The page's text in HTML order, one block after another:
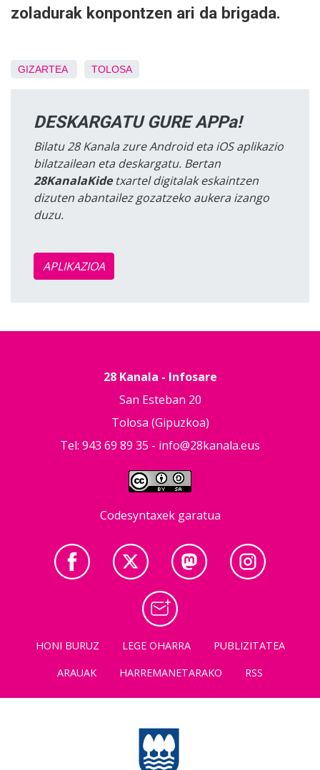
zoladurak konpontzen ari da brigada.
GIZARTEA TOLOSA
DESKARGATU GURE APPa!
Bilatu 28 Kanala zure Android eta iOS aplikazio
bilatzailean eta deskargatu. Bertan
28KanalaKidetxartel digitalak eskaintzen
dizuten abantailez gozatzeko aukera izango
duzu.
APLIKAZIOA
28 Kanala - Infosare
San Esteban 20
Tolosa (Gipuzkoa)
Tel: 943 69 89 35 - info@28kanala.eus
Codesyntaxek garatua
HONI BURUZ LEGE OHARRA
PUBLIZITATEA
ARAUAK
HARREMANETARAKO RSS